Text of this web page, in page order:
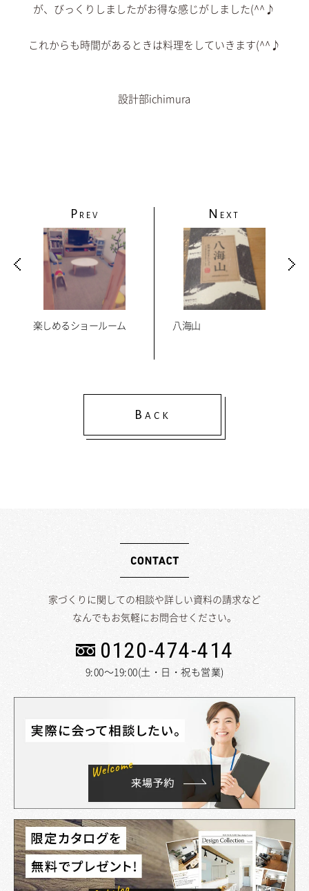
が、びっくりしましたがお得な感じがしました(^^♪
これからも時間があるときは料理をしていきます(^^♪
設計部ichimura
P REV
楽しめるショールーム 八海山
N EXT
B ACK
家づくりに関しての相談や詳しい資料の請求など
なんでもお気軽にお問合せください。
0120-474-414
9:00～19:00(土・日・祝も営業)